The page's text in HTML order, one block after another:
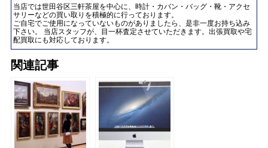
当店では世田谷区三軒茶屋を中心に、時計・カバン・バッグ・靴・アクセ
サリーなどの買い取りを積極的に行っております。
ご自宅でご使用になっていないものがありましたら、是非一度お持ち込み
下さい。 当店スタッフが、目一杯査定させていただきます。出張買取や宅
配買取にも対応しております。
関連記事